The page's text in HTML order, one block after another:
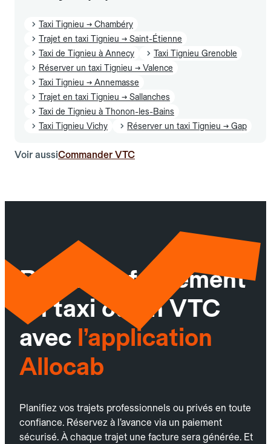
Taxi Tignieu → Chambéry
Trajet en taxi Tignieu → Saint-Étienne
Taxi de Tignieu à Annecy
Taxi Tignieu Grenoble
Réserver un taxi Tignieu → Valence
Taxi Tignieu → Annemasse
Trajet en taxi Tignieu → Sallanches
Taxi de Tignieu à Thonon-les-Bains
Taxi Tignieu Vichy
Réserver un taxi Tignieu → Gap
Voir aussiCommander VTC
Réservez facilement
un taxi ou un VTC
avec l’application
Allocab
Planifiez vos trajets professionnels ou privés en toute
confiance. Réservez à l’avance via un paiement
sécurisé. À chaque trajet une facture sera générée. Et